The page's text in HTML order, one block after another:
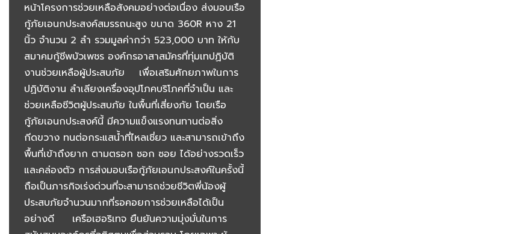
หน้าโครงการช่วยเหลือสังคมอย่างต่อเนื่อง ส่งมอบเรือ
กู้ภัยเอนกประสงค์สมรรถนะสูง ขนาด 360R หาง 21
นิ้ว จำนวน 2 ลำ รวมมูลค่ากว่า 523,000 บาท ให้กับ
สมาคมกู้ชีพบัวเพชร องค์กรอาสาสมัครที่ทุ่มเทปฏิบัติ
งานช่วยเหลือผู้ประสบภัย เพื่อเสริมศักยภาพในการ
ปฏิบัติงาน ลำเลียงเครื่องอุปโภคบริโภคที่จำเป็น และ
ช่วยเหลือชีวิตผู้ประสบภัย ในพื้นที่เสี่ยงภัย โดยเรือ
กู้ภัยเอนกประสงค์นี้ มีความแข็งแรงทนทานต่อสิ่ง
กีดขวาง ทนต่อกระแสน้ำที่ไหลเชี่ยว และสามารถเข้าถึง
พื้นที่เข้าถึงยาก ตามตรอก ซอก ซอย ได้อย่างรวดเร็ว
และคล่องตัว การส่งมอบเรือกู้ภัยเอนกประสงค์ในครั้งนี้
ถือเป็นภารกิจเร่งด่วนที่จะสามารถช่วยชีวิตพี่น้องผู้
ประสบภัยจำนวนมากที่รอคอยการช่วยเหลือได้เป็น
อย่างดี เครือเฮอริเทจ ยืนยันความมุ่งมั่นในการ